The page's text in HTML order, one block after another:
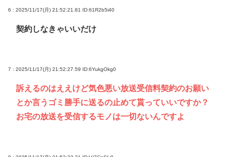
6 : 2025/11/17(月) 21:52:21.81 ID:61R2b5i40
契約しなきゃいいだけ
7 : 2025/11/17(月) 21:52:27.59 ID:6YukgOkg0
訴えるのはええけど気色悪い放送受信料契約のお願い
とか言うゴミ勝手に送るの止めて貰っていいですか？
お宅の放送を受信するモノは一切ないんですよ